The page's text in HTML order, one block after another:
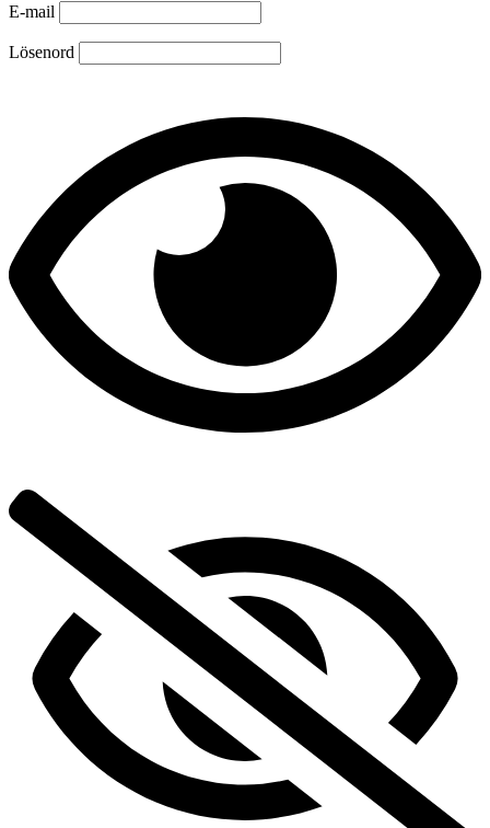
E-mail
Lösenord